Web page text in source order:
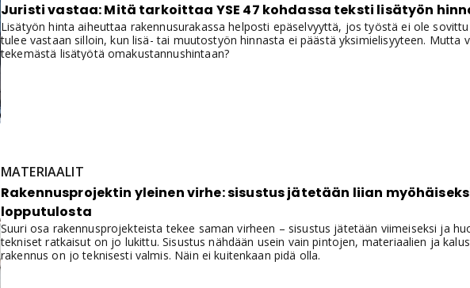
Juristi vastaa: Mitä tarkoittaa YSE 47 kohdassa teksti lisätyön
Lisätyön hinta aiheuttaa rakennusurakassa helposti epäselvyyttä, jos työstä ei ole
tulee vastaan silloin, kun lisä- tai muutostyön hinnasta ei päästä yksimielisyyteen. Mutta
tekemästä lisätyötä omakustannushintaan?
MATERIAALIT
Rakennusprojektin yleinen virhe: sisustus jätetään liian
lopputulosta
Suuri osa rakennusprojekteista tekee saman virheen – sisustus jätetään viimeiseksi ja
tekniset ratkaisut on jo lukittu. Sisustus nähdään usein vain pintojen, materiaalien ja
rakennus on jo teknisesti valmis. Näin ei kuitenkaan pidä olla.